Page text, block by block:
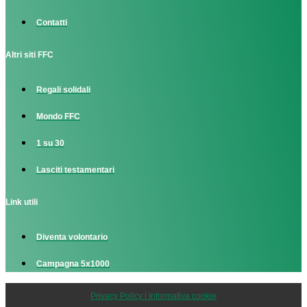
Contatti
Altri siti FFC
Regali solidali
Mondo FFC
1 su 30
Lasciti testamentari
Link utili
Diventa volontario
Campagna 5x1000
Privacy Policy | Informativa cookie